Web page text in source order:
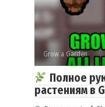
Grow a Garden
Полное
растениям в